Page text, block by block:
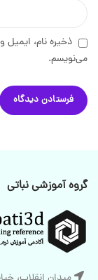
ذخیره نام،
می‌نویسم.
گروه آموزشی نباتی